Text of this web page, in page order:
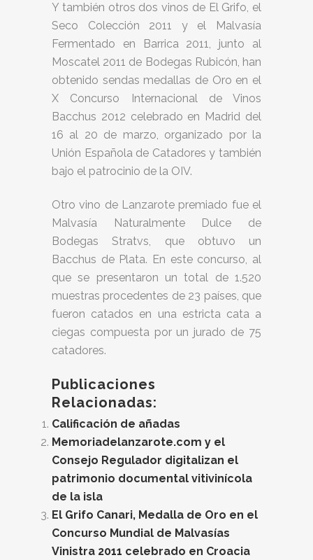
Y también otros dos vinos de El Grifo, el
Seco Colección 2011 y el Malvasía
Fermentado en Barrica 2011, junto al
Moscatel 2011 de Bodegas Rubicón, han
obtenido sendas medallas de Oro en el
X Concurso Internacional de Vinos
Bacchus 2012 celebrado en Madrid del
16 al 20 de marzo, organizado por la
Unión Española de Catadores y también
bajo el patrocinio de la OIV.
Otro vino de Lanzarote premiado fue el
Malvasía Naturalmente Dulce de
Bodegas Stratvs, que obtuvo un
Bacchus de Plata. En este concurso, al
que se presentaron un total de 1.520
muestras procedentes de 23 países, que
fueron catados en una estricta cata a
ciegas compuesta por un jurado de 75
catadores.
Publicaciones
Relacionadas:
Calificación de añadas
Memoriadelanzarote.com y el
Consejo Regulador digitalizan el
patrimonio documental vitivinícola
de la isla
El Grifo Canari, Medalla de Oro en el
Concurso Mundial de Malvasías
Vinistra 2011 celebrado en Croacia